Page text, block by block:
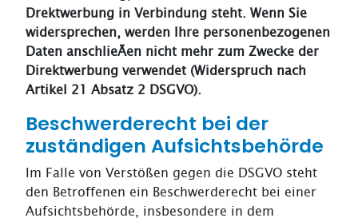
Drektwerbung in Verbindung steht. Wenn Sie
widersprechen, werden Ihre personenbezogenen
Daten anschlieÃen nicht mehr zum Zwecke der
Direktwerbung verwendet (Widerspruch nach
Artikel 21 Absatz 2 DSGVO).
Beschwerde­recht bei der
zuständigen Aufsichts­behörde
Im Falle von Verstößen gegen die DSGVO steht
den Betroffenen ein Beschwerderecht bei einer
Aufsichtsbehörde, insbesondere in dem